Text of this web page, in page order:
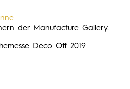
der Manufacture Gallery.
Deco Off 2019